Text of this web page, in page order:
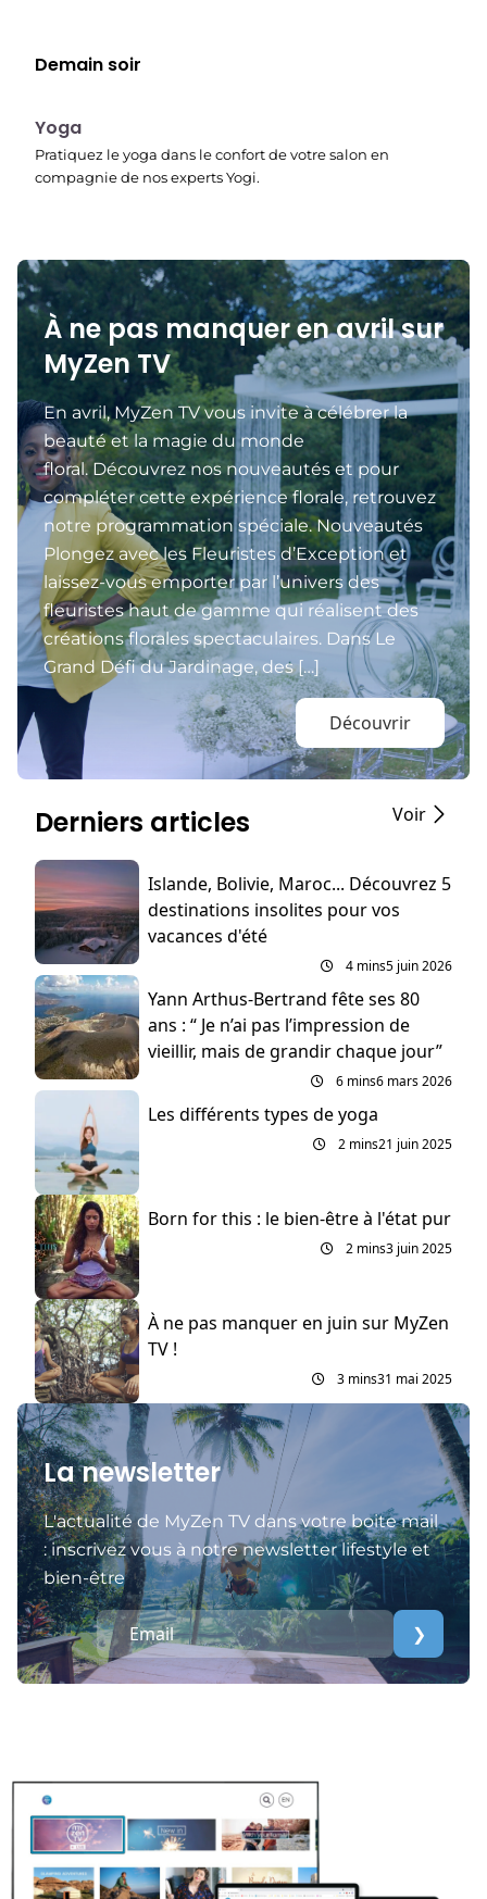
Demain soir
00:15
Yoga
Pratiquez le yoga dans le confort de votre salon en
compagnie de nos experts Yogi.
À ne pas manquer en avril sur
MyZen TV
En avril, MyZen TV vous invite à célébrer la
beauté et la magie du monde
floral. Découvrez nos nouveautés et pour
compléter cette expérience florale, retrouvez
notre programmation spéciale. Nouveautés
Plongez avec les Fleuristes d’Exception et
laissez-vous emporter par l’univers des
fleuristes haut de gamme qui réalisent des
créations florales spectaculaires. Dans Le
Grand Défi du Jardinage, des […]
Découvrir
Derniers articles Voir
Islande, Bolivie, Maroc... Découvrez 5
destinations insolites pour vos
vacances d'été
4 mins5 juin 2026
Yann Arthus-Bertrand fête ses 80
ans : “ Je n’ai pas l’impression de
vieillir, mais de grandir chaque jour”
6 mins6 mars 2026
Les différents types de yoga
2 mins21 juin 2025
Born for this : le bien-être à l'état pur
2 mins3 juin 2025
À ne pas manquer en juin sur MyZen
TV !
3 mins31 mai 2025
La newsletter
L'actualité de MyZen TV dans votre boite mail
: inscrivez vous à notre newsletter lifestyle et
bien-être
❯